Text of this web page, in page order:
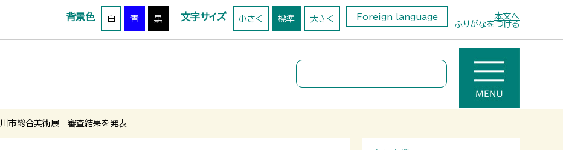
本文へ
背景色 白 青 黒 文字サイズ 小さく 標準 大きく
Foreign language
ふりがなをつける
市総合美術展 審査結果を発表